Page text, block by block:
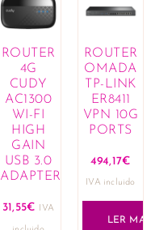
ROUTER
4G
CUDY
AC1300
WI-FI
HIGH
GAIN
USB 3.0
ADAPTER
31,55€ IVA
ROUTER
OMADA
TP-LINK
ER8411
VPN 10G
PORTS
494,17€
IVA incluido
LER MAIS